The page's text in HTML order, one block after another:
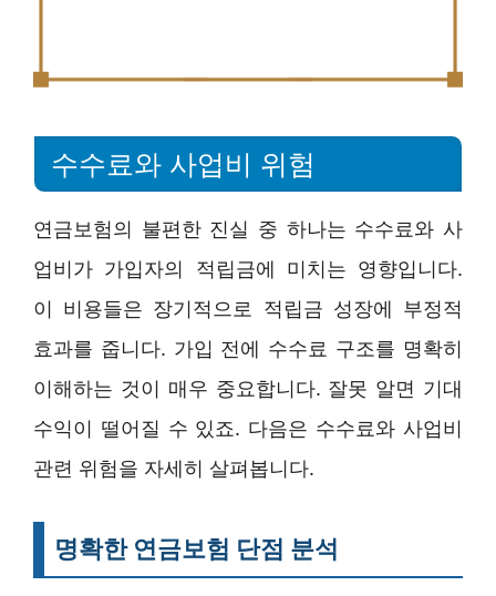
수수료와 사업비 위험
연금보험의 불편한 진실 중 하나는 수수료와 사
업비가 가입자의 적립금에 미치는 영향입니다.
이 비용들은 장기적으로 적립금 성장에 부정적
효과를 줍니다. 가입 전에 수수료 구조를 명확히
이해하는 것이 매우 중요합니다. 잘못 알면 기대
수익이 떨어질 수 있죠. 다음은 수수료와 사업비
관련 위험을 자세히 살펴봅니다.
명확한 연금보험 단점 분석